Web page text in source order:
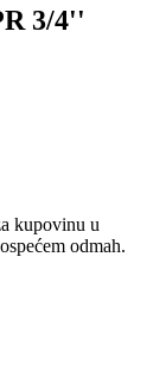
3/4''
kupovinu u
odmah.